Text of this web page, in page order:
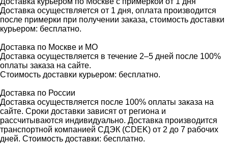
Доставка осуществляется от 1 дня, оплата производится
после примерки при получении заказа, стоимость доставки
курьером: бесплатно.
Доставка по Москве и МО
Доставка осуществляется в течение 2–5 дней после 100%
оплаты заказа на сайте.
Стоимость доставки курьером: бесплатно.
Доставка по России
Доставка осуществляется после 100% оплаты заказа на
сайте. Сроки доставки зависят от региона и
рассчитываются индивидуально. Доставка производится
транспортной компанией СДЭК (CDEK) от 2 до 7 рабочих
дней. Стоимость доставки: бесплатно.